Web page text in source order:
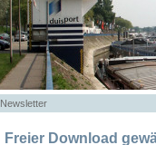
Newsletter
Freier Download